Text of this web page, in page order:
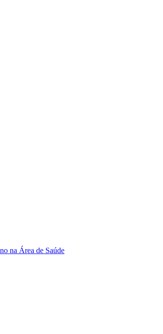
na Área de Saúde